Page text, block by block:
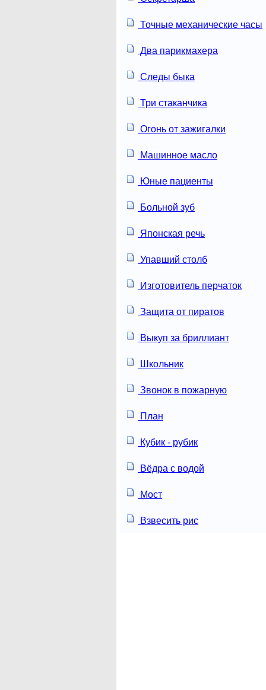
Точные механические часы
Два парикмахера
Следы быка
Три стаканчика
Огонь от зажигалки
Машинное масло
Юные пациенты
Больной зуб
Японская речь
Упавший столб
Изготовитель перчаток
Защита от пиратов
Выкуп за бриллиант
Школьник
Звонок в пожарную
План
Кубик - рубик
Вёдра с водой
Мост
Взвесить рис